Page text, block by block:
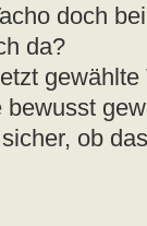
doch
da?
gewählte
ob